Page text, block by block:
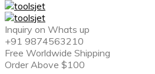
Inquiry on Whats up
+91 9874563210
Free Worldwide Shipping
Order Above $100